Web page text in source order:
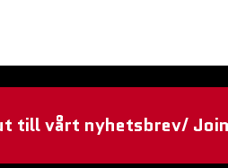
till vårt nyhetsbrev/